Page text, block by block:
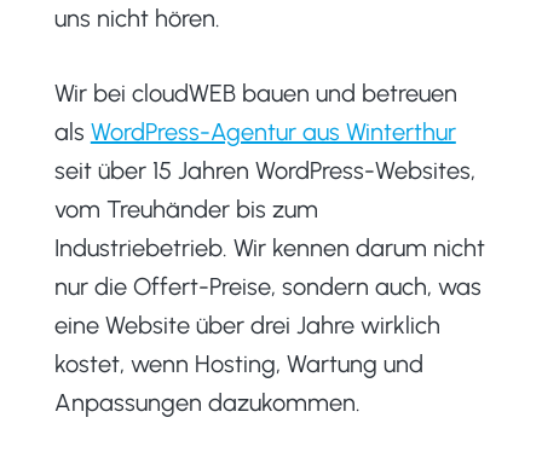
uns nicht hören.
Wir bei cloudWEB bauen und betreuen
als WordPress-Agentur aus Winterthur
seit über 15 Jahren WordPress-Websites,
vom Treuhänder bis zum
Industriebetrieb. Wir kennen darum nicht
nur die Offert-Preise, sondern auch, was
eine Website über drei Jahre wirklich
kostet, wenn Hosting, Wartung und
Anpassungen dazukommen.